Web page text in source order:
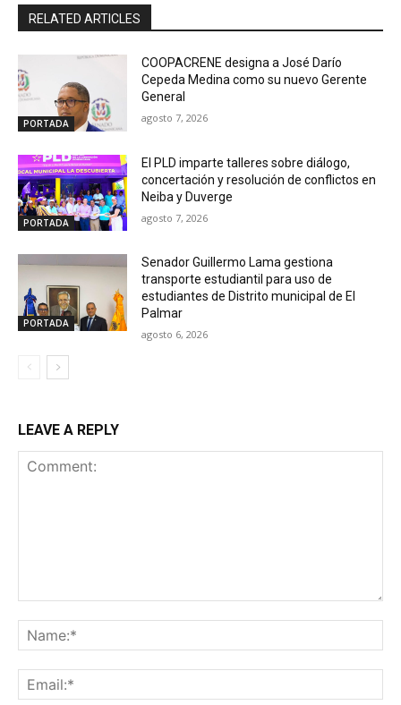
RELATED ARTICLES
PORTADA
COOPACRENE designa a José Darío
Cepeda Medina como su nuevo Gerente
General
agosto 7, 2026
PORTADA
El PLD imparte talleres sobre diálogo,
concertación y resolución de conflictos en
Neiba y Duverge
agosto 7, 2026
PORTADA
Senador Guillermo Lama gestiona
transporte estudiantil para uso de
estudiantes de Distrito municipal de El
Palmar
agosto 6, 2026
LEAVE A REPLY